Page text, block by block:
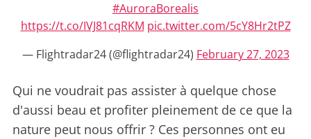
#AuroraBorealis
https://t.co/IVJ81cqRKM pic.twitter.com/5cY8Hr2tPZ
— Flightradar24 (@flightradar24) February 27, 2023
Qui ne voudrait pas assister à quelque chose
d'aussi beau et profiter pleinement de ce que la
nature peut nous offrir ? Ces personnes ont eu